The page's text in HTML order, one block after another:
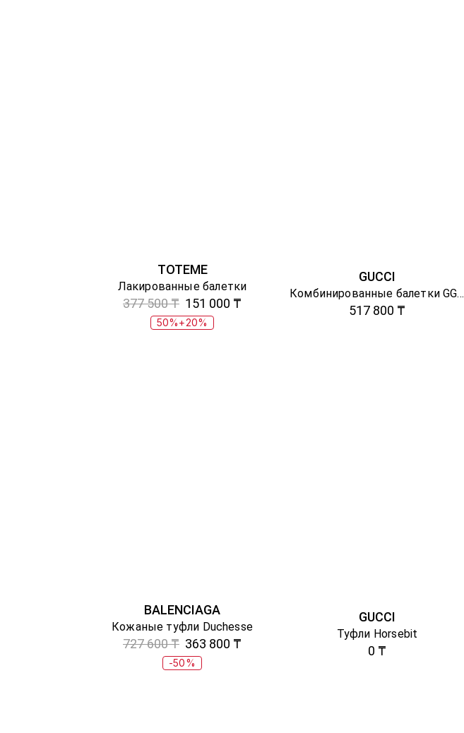
TOTEME
Лакированные балетки
377 500 ₸ 151 000 ₸
50%+20%
GUCCI
Комбинированные балетки GG Supreme
517 800 ₸
BALENCIAGA
Кожаные туфли Duchesse
727 600 ₸ 363 800 ₸
-50%
GUCCI
Туфли Horsebit
0 ₸